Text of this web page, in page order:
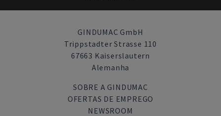
GINDUMAC GmbH
Trippstadter Strasse 110
67663 Kaiserslautern
Alemanha
SOBRE A GINDUMAC
OFERTAS DE EMPREGO
NEWSROOM